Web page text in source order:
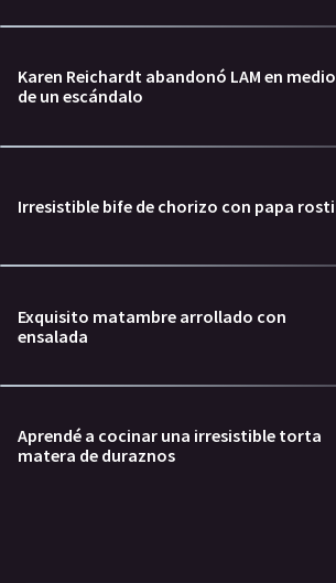
Karen Reichardt abandonó LAM en medio
de un escándalo
Irresistible bife de chorizo con papa rosti
Exquisito matambre arrollado con
ensalada
Aprendé a cocinar una irresistible torta
matera de duraznos